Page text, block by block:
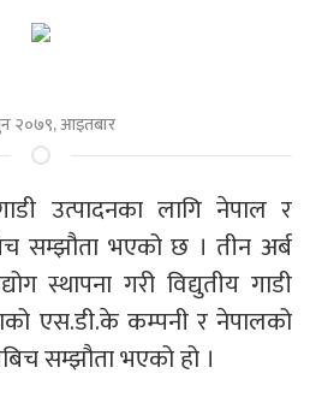
२०७९, आइतबार
उत्पादनका लागि नेपाल र
सम्झौता भएको छ । तीन अर्ब
स्थापना गरी विद्युतीय गाडी
एस.डी.के कम्पनी र नेपालको
सम्झौता भएको हो ।